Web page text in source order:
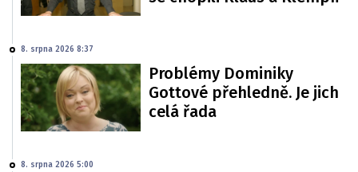
8. srpna 2026 8:37
Problémy Dominiky
Gottové přehledně. Je jich
celá řada
8. srpna 2026 5:00